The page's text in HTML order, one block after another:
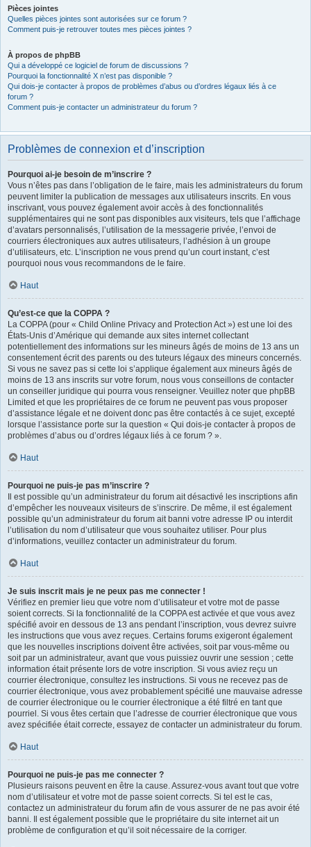
Pièces jointes
Quelles pièces jointes sont autorisées sur ce forum ?
Comment puis-je retrouver toutes mes pièces jointes ?
À propos de phpBB
Qui a développé ce logiciel de forum de discussions ?
Pourquoi la fonctionnalité X n’est pas disponible ?
Qui dois-je contacter à propos de problèmes d’abus ou d’ordres légaux liés à ce
forum ?
Comment puis-je contacter un administrateur du forum ?
Problèmes de connexion et d’inscription
Pourquoi ai-je besoin de m’inscrire ?
Vous n’êtes pas dans l’obligation de le faire, mais les administrateurs du forum
peuvent limiter la publication de messages aux utilisateurs inscrits. En vous
inscrivant, vous pouvez également avoir accès à des fonctionnalités
supplémentaires qui ne sont pas disponibles aux visiteurs, tels que l’affichage
d’avatars personnalisés, l’utilisation de la messagerie privée, l’envoi de
courriers électroniques aux autres utilisateurs, l’adhésion à un groupe
d’utilisateurs, etc. L’inscription ne vous prend qu’un court instant, c’est
pourquoi nous vous recommandons de le faire.
Haut
Qu’est-ce que la COPPA ?
La COPPA (pour « Child Online Privacy and Protection Act ») est une loi des
États-Unis d’Amérique qui demande aux sites internet collectant
potentiellement des informations sur les mineurs âgés de moins de 13 ans un
consentement écrit des parents ou des tuteurs légaux des mineurs concernés.
Si vous ne savez pas si cette loi s’applique également aux mineurs âgés de
moins de 13 ans inscrits sur votre forum, nous vous conseillons de contacter
un conseiller juridique qui pourra vous renseigner. Veuillez noter que phpBB
Limited et que les propriétaires de ce forum ne peuvent pas vous proposer
d’assistance légale et ne doivent donc pas être contactés à ce sujet, excepté
lorsque l’assistance porte sur la question « Qui dois-je contacter à propos de
problèmes d’abus ou d’ordres légaux liés à ce forum ? ».
Haut
Pourquoi ne puis-je pas m’inscrire ?
Il est possible qu’un administrateur du forum ait désactivé les inscriptions afin
d’empêcher les nouveaux visiteurs de s’inscrire. De même, il est également
possible qu’un administrateur du forum ait banni votre adresse IP ou interdit
l’utilisation du nom d’utilisateur que vous souhaitez utiliser. Pour plus
d’informations, veuillez contacter un administrateur du forum.
Haut
Je suis inscrit mais je ne peux pas me connecter !
Vérifiez en premier lieu que votre nom d’utilisateur et votre mot de passe
soient corrects. Si la fonctionnalité de la COPPA est activée et que vous avez
spécifié avoir en dessous de 13 ans pendant l’inscription, vous devrez suivre
les instructions que vous avez reçues. Certains forums exigeront également
que les nouvelles inscriptions doivent être activées, soit par vous-même ou
soit par un administrateur, avant que vous puissiez ouvrir une session ; cette
information était présente lors de votre inscription. Si vous aviez reçu un
courrier électronique, consultez les instructions. Si vous ne recevez pas de
courrier électronique, vous avez probablement spécifié une mauvaise adresse
de courrier électronique ou le courrier électronique a été filtré en tant que
pourriel. Si vous êtes certain que l’adresse de courrier électronique que vous
avez spécifiée était correcte, essayez de contacter un administrateur du forum.
Haut
Pourquoi ne puis-je pas me connecter ?
Plusieurs raisons peuvent en être la cause. Assurez-vous avant tout que votre
nom d’utilisateur et votre mot de passe soient corrects. Si tel est le cas,
contactez un administrateur du forum afin de vous assurer de ne pas avoir été
banni. Il est également possible que le propriétaire du site internet ait un
problème de configuration et qu’il soit nécessaire de la corriger.